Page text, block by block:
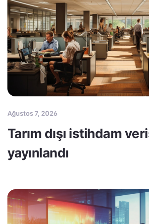
Ağustos 7, 2026
Tarım dışı istihdam
yayınlandı